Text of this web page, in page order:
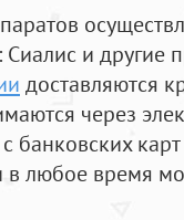
Сиалис и
доставляются
через
банковских
в любое время